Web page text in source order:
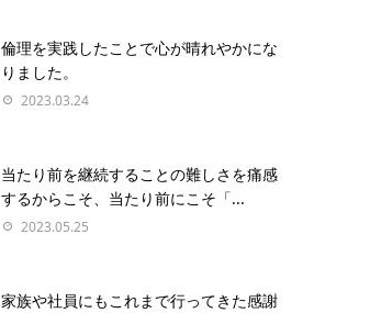
倫理を実践したことで心が晴れやかにな
りました。
2023.03.24
当たり前を継続することの難しさを痛感
するからこそ、当たり前にこそ「...
2023.05.25
家族や社員にもこれまで行ってきた感謝